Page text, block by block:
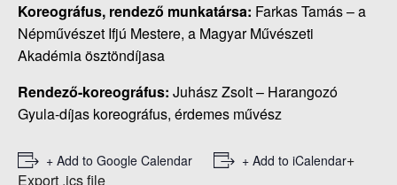
Koreográfus, rendező munkatársa: Farkas Tamás – a
Népművészet Ifjú Mestere, a Magyar Művészeti
Akadémia ösztöndíjasa
Rendező-koreográfus: Juhász Zsolt – Harangozó
Gyula-díjas koreográfus, érdemes művész
+ Add to Google Calendar + Add to iCalendar+
Export .ics file